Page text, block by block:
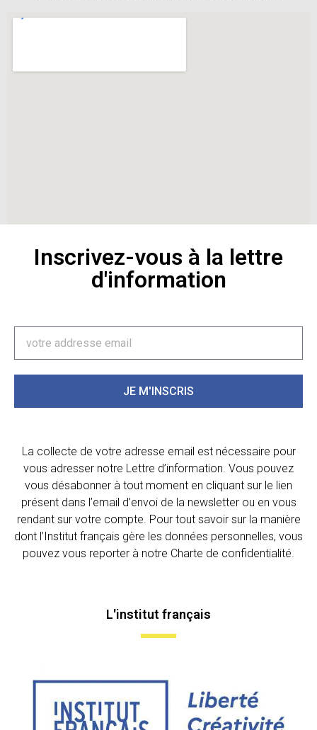
Inscrivez-vous à la lettre
d'information
JE M'INSCRIS
La collecte de votre adresse email est nécessaire pour
vous adresser notre Lettre d’information. Vous pouvez
vous désabonner à tout moment en cliquant sur le lien
présent dans l’email d’envoi de la newsletter ou en vous
rendant sur votre compte. Pour tout savoir sur la manière
dont l’Institut français gère les données personnelles, vous
pouvez vous reporter à notre Charte de confidentialité.
L'institut français